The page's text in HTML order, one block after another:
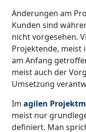
Änderungen am
Kunden sind
nicht vorgesehen.
Projektende, meist
am Anfang
meist auch der
Umsetzung
Im agilen
meist nur
definiert. Man